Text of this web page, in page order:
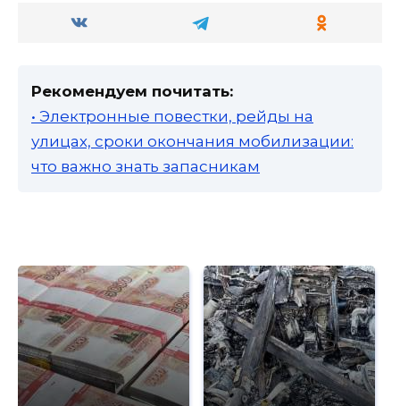
Рекомендуем почитать:
• Электронные повестки, рейды на
улицах, сроки окончания мобилизации:
что важно знать запасникам